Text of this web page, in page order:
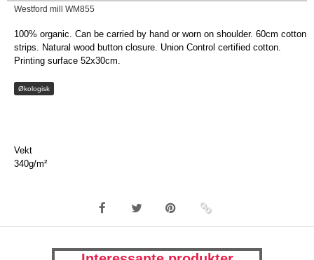
Westford mill WM855
100% organic. Can be carried by hand or worn on shoulder. 60cm cotton
strips. Natural wood button closure. Union Control certified cotton.
Printing surface 52x30cm.
Økologisk
Vekt
340g/m²